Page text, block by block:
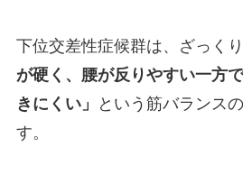
下位交差性症候群は、ざっく
が硬く、腰が反りやすい一方
きにくい」
という筋バランス
す。